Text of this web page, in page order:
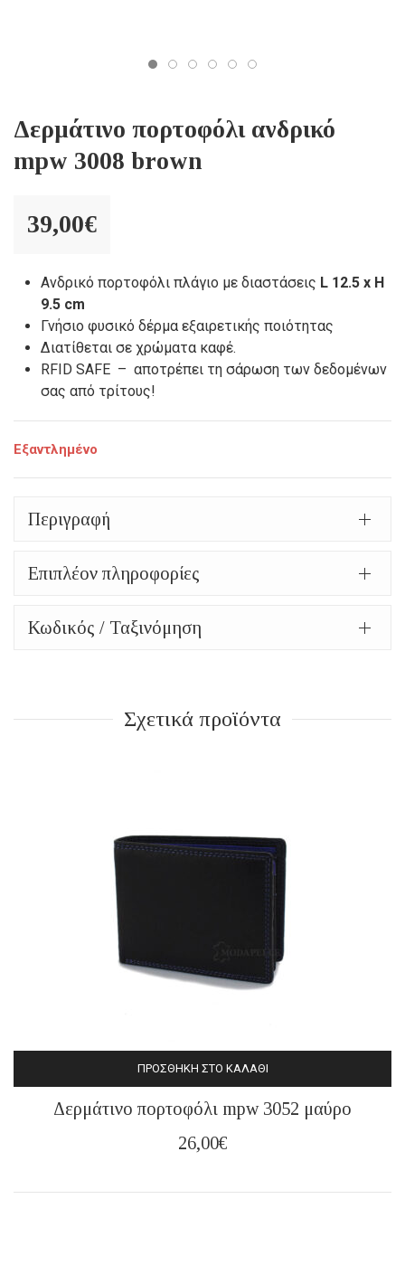
Δερμάτινο πορτοφόλι ανδρικό
mpw 3008 brown
39,00€
Ανδρικό πορτοφόλι πλάγιο με διαστάσεις L 12.5 x H
9.5 cm
Γνήσιο φυσικό δέρμα εξαιρετικής ποιότητας
Διατίθεται σε χρώματα καφέ.
RFID SAFE – αποτρέπει τη σάρωση των δεδομένων
σας από τρίτους!
Εξαντλημένο
Περιγραφή
Επιπλέον πληροφορίες
Κωδικός / Ταξινόμηση
Σχετικά προϊόντα
ΠΡΟΣΘΉΚΗ ΣΤΟ ΚΑΛΆΘΙ
Δερμάτινο πορτοφόλι mpw 3052 μαύρο
26,00€